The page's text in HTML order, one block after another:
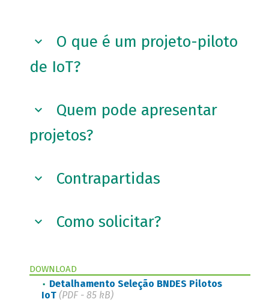
O que é um projeto-piloto
de IoT?
Quem pode apresentar
projetos?
Contrapartidas
Como solicitar?
DOWNLOAD
Detalhamento Seleção BNDES Pilotos
IoT (PDF - 85 kB)